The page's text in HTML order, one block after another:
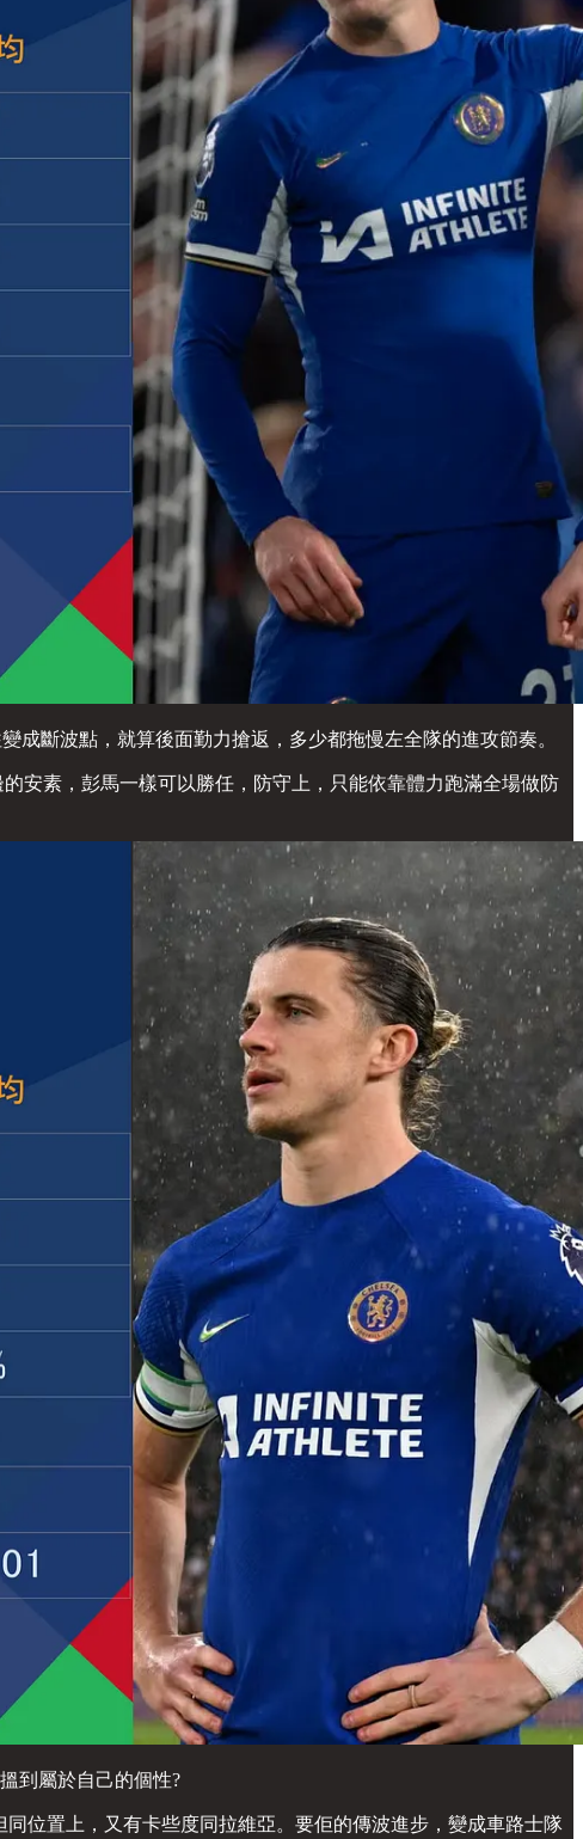
成斷波點，就算後面勤力搶返，多少都拖慢左全隊的進攻節奏。
安素，彭馬一樣可以勝任，防守上，只能依靠體力跑滿全場做防
到屬於自己的個性?
位置上，又有卡些度同拉維亞。要佢的傳波進步，變成車路士隊